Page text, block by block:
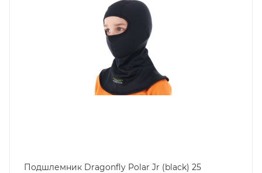
Подшлемник Dragonfly Polar Jr (black) 25